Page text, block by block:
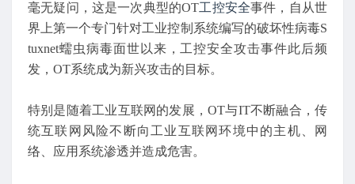
毫无疑问，这是一次典型的OT工控安全事件，自从世
界上第一个专门针对工业控制系统编写的破坏性病毒S
tuxnet蠕虫病毒面世以来，工控安全攻击事件此后频
发，OT系统成为新兴攻击的目标。
特别是随着工业互联网的发展，OT与IT不断融合，传
统互联网风险不断向工业互联网环境中的主机、网
络、应用系统渗透并造成危害。